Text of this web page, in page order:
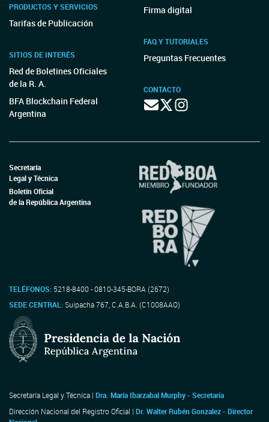
PRODUCTOS Y SERVICIOS
Tarifas de Publicación
SITIOS DE INTERÉS
Red de Boletines Oficiales
de la R. A.
BFA Blockchain Federal
Argentina
Firma digital
FAQ Y TUTORIALES
Preguntas Frecuentes
CONTACTO
Secretaría
Legal y Técnica
Boletín Oficial
de la República Argentina
TELÉFONOS: 5218-8400 - 0810-345-BORA (2672)
SEDE CENTRAL:Suipacha 767, C.A.B.A. (C1008AAO)
Secretaría Legal y Técnica | Dra. María Ibarzabal Murphy - Secretaria
Dirección Nacional del Registro Oficial | Dr. Walter Rubén Gonzalez - Director